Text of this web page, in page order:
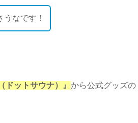
なです！
ドットサウナ）』 から公式グッズの